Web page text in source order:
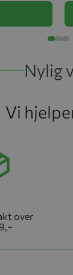
Nylig
Vi
over